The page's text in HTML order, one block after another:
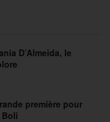
D’Almeida, le
première pour